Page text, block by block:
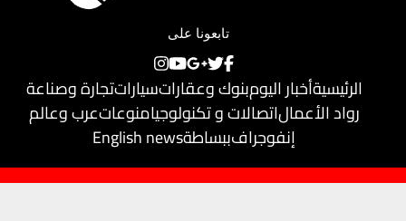
تابعونا على
الرئيسيةأخبار اليومبنوك وعقاراتسياراتتجارة وصناعة
رواد الأعمالاتصالات و تكنولوجيامنوعاتعرب وعالم
إنفوجرافببساطةEnglish news
حقوق النشر محفوظة لـيلا بيزنس© 2018